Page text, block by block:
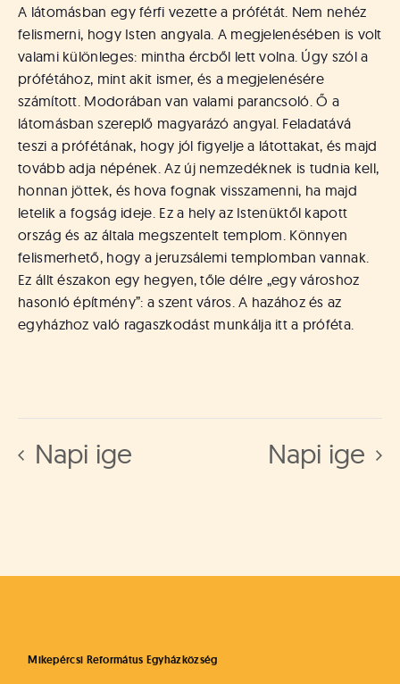
A látomásban egy férfi vezette a prófétát. Nem nehéz
felismerni, hogy Isten angyala. A megjelenésében is volt
valami különleges: mintha ércből lett volna. Úgy szól a
prófétához, mint akit ismer, és a megjelenésére
számított. Modorában van valami parancsoló. Ő a
látomásban szereplő magyarázó angyal. Feladatává
teszi a prófétának, hogy jól figyelje a látottakat, és majd
tovább adja népének. Az új nemzedéknek is tudnia kell,
honnan jöttek, és hova fognak visszamenni, ha majd
letelik a fogság ideje. Ez a hely az Istenüktől kapott
ország és az általa megszentelt templom. Könnyen
felismerhető, hogy a jeruzsálemi templomban vannak.
Ez állt északon egy hegyen, tőle délre „egy városhoz
hasonló építmény”: a szent város. A hazához és az
egyházhoz való ragaszkodást munkálja itt a próféta.
Napi ige Napi ige
Mikepércsi Református Egyházközség